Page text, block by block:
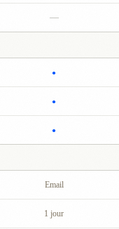
—
●
●
●
Email
1 jour